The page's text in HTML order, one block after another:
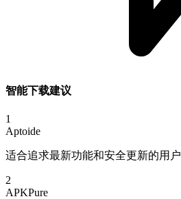
智能下载建议
1
Aptoide
适合追求最新功能和安全更新的用户
2
APKPure